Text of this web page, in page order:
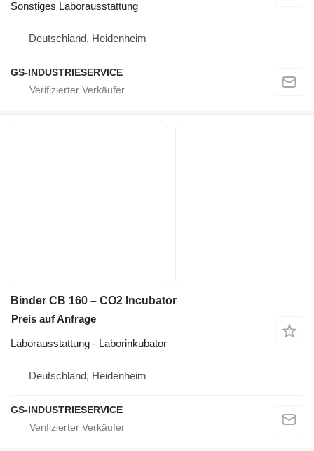
Sonstiges Laborausstattung
Deutschland, Heidenheim
GS-INDUSTRIESERVICE
Binder CB 160 – CO2 Incubator
Preis auf Anfrage
Laborausstattung - Laborinkubator
Deutschland, Heidenheim
GS-INDUSTRIESERVICE